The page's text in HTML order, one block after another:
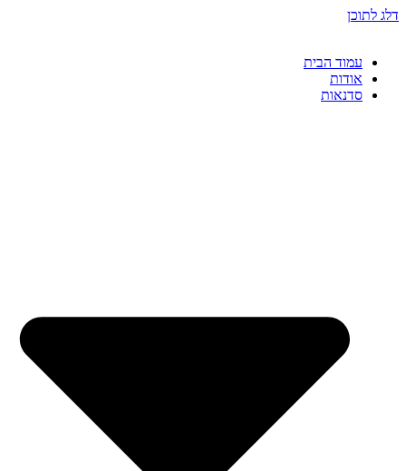
דלג לתוכן
עמוד הבית
אודות
סדנאות